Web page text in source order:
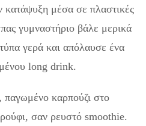
κατάψυξη μέσα σε πλαστικές
γυμναστήριο βάλε μερικά
γερά και απόλαυσε ένα
long drink.
καρπούζι στο
σαν ρευστό smoothie.